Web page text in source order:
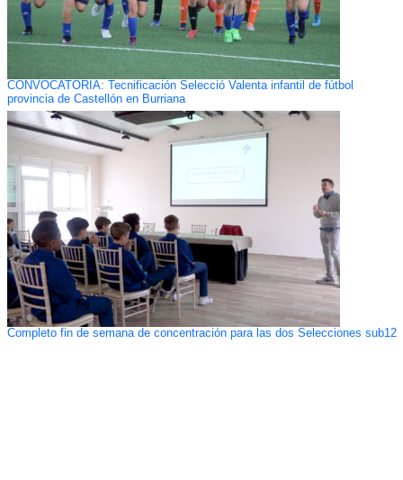
CONVOCATORIA: Tecnificación Selecció Valenta infantil de fútbol
provincia de Castellón en Burriana
Completo fin de semana de concentración para las dos Selecciones sub12